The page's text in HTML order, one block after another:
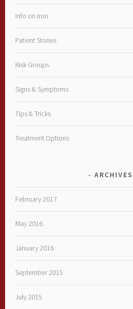
Info on Iron
Patient Stories
Risk Groups
Signs & Symptoms
Tips & Tricks
Treatment Options
ARCHIVES
February 2017
May 2016
January 2016
September 2015
July 2015